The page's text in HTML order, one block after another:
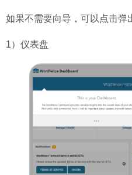
如果不需要向导，可以点击弹
1）仪表盘